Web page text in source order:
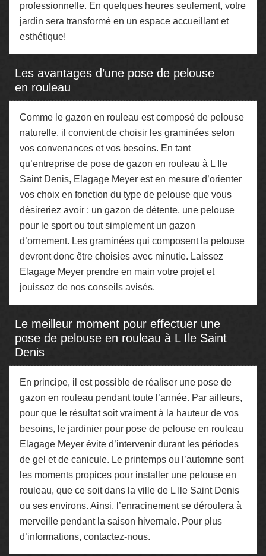
professionnelle. En quelques heures seulement, votre
jardin sera transformé en un espace accueillant et
esthétique!
Les avantages d’une pose de pelouse
en rouleau
Comme le gazon en rouleau est composé de pelouse
naturelle, il convient de choisir les graminées selon
vos convenances et vos besoins. En tant
qu’entreprise de pose de gazon en rouleau à L Ile
Saint Denis, Elagage Meyer est en mesure d’orienter
vos choix en fonction du type de pelouse que vous
désireriez avoir : un gazon de détente, une pelouse
pour le sport ou tout simplement un gazon
d’ornement. Les graminées qui composent la pelouse
devront donc être choisies avec minutie. Laissez
Elagage Meyer prendre en main votre projet et
jouissez de nos conseils avisés.
Le meilleur moment pour effectuer une
pose de pelouse en rouleau à L Ile Saint
Denis
En principe, il est possible de réaliser une pose de
gazon en rouleau pendant toute l’année. Par ailleurs,
pour que le résultat soit vraiment à la hauteur de vos
besoins, le jardinier pour pose de pelouse en rouleau
Elagage Meyer évite d’intervenir durant les périodes
de gel et de canicule. Le printemps ou l’automne sont
les moments propices pour installer une pelouse en
rouleau, que ce soit dans la ville de L Ile Saint Denis
ou ses environs. Ainsi, l’enracinement se déroulera à
merveille pendant la saison hivernale. Pour plus
d’informations, contactez-nous.